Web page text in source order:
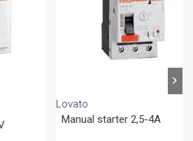
Lovato
Manual starter 2,5-4A